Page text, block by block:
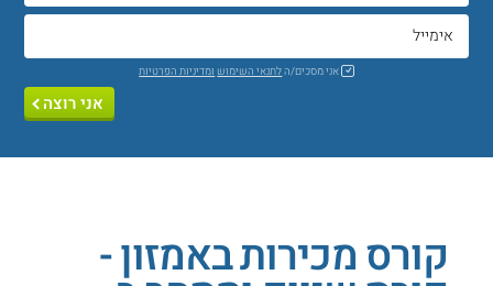
אני מסכים/הלתנאי השימוש ומדיניות הפרטיות
אני רוצה
קורס מכירות באמזון -